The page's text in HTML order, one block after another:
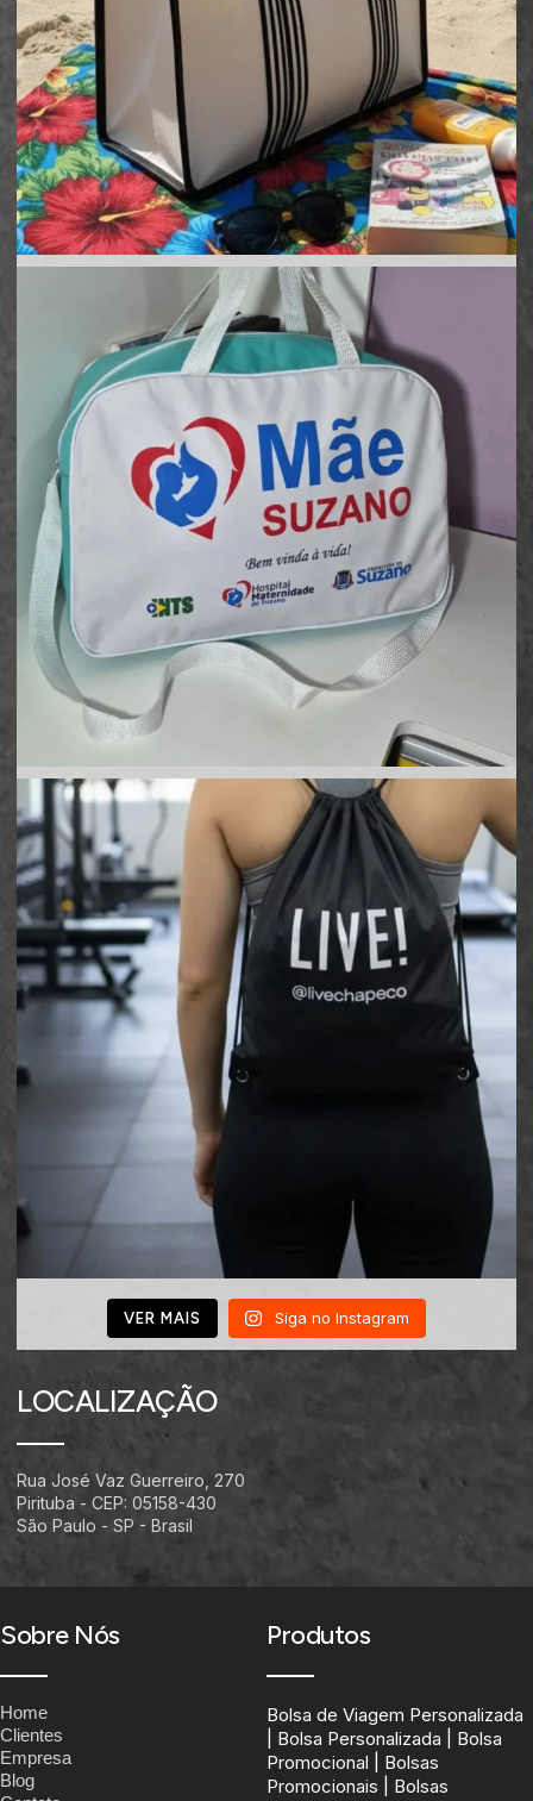
VER MAIS Siga no Instagram
LOCALIZAÇÃO
Rua José Vaz Guerreiro, 270
Pirituba - CEP: 05158-430
São Paulo - SP - Brasil
Sobre Nós
Home
Clientes
Empresa
Blog
Produtos
Bolsa de Viagem Personalizada
| Bolsa Personalizada | Bolsa
Promocional | Bolsas
Promocionais | Bolsas